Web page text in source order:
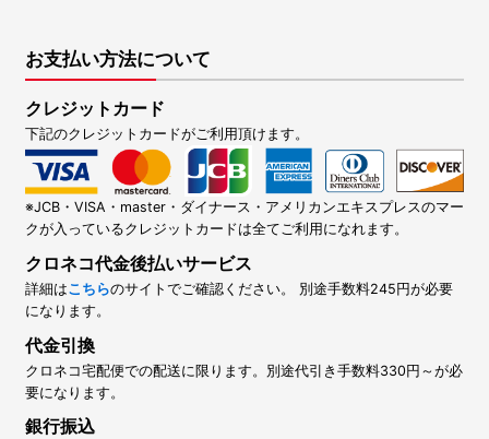
お支払い方法について
クレジットカード
下記のクレジットカードがご利用頂けます。
※JCB・VISA・master・ダイナース・アメリカンエキスプレスのマー
クが入っているクレジットカードは全てご利用になれます。
クロネコ代金後払いサービス
詳細はこちらのサイトでご確認ください。 別途手数料245円が必要
になります。
代金引換
クロネコ宅配便での配送に限ります。別途代引き手数料330円～が必
要になります。
銀行振込